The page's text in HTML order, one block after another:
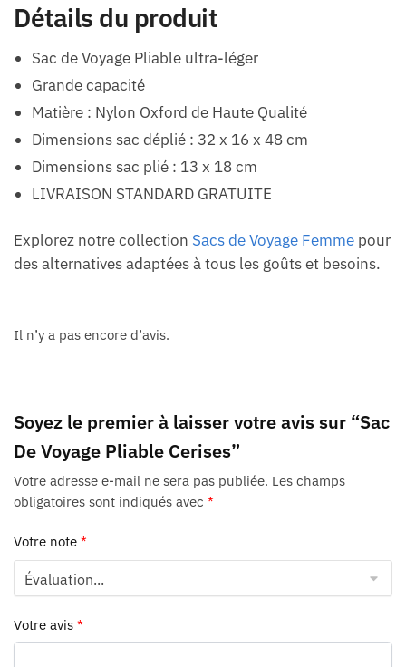
Détails du produit
Sac de Voyage Pliable ultra-léger
Grande capacité
Matière : Nylon Oxford de Haute Qualité
Dimensions sac déplié : 32 x 16 x 48 cm
Dimensions sac plié : 13 x 18 cm
LIVRAISON STANDARD GRATUITE
Explorez notre collection Sacs de Voyage Femme pour
des alternatives adaptées à tous les goûts et besoins.
Il n’y a pas encore d’avis.
Soyez le premier à laisser votre avis sur “Sac
De Voyage Pliable Cerises”
Votre adresse e-mail ne sera pas publiée. Les champs
obligatoires sont indiqués avec *
Votre note *
Votre avis *